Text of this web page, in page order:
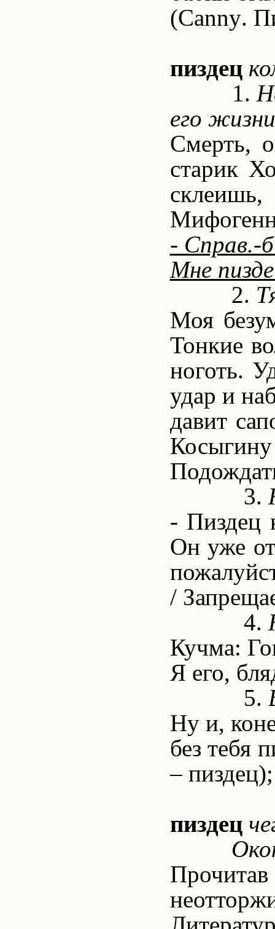
(Canny.
пиздец
1.
его
Смерть,
старик
склеишь,
- Справ.-
Мне
2.
Моя
Тонкие
ноготь.
удар и
давит
3.
- Пиздец
Он уже
/
4.
Кучма:
Я его,
5.
Ну и,
без тебя
– пиздец);
пиздец